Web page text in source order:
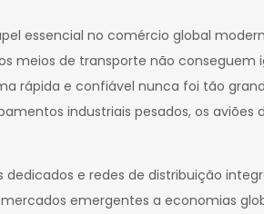
essencial no comércio global
meios de transporte não
rápida e confiável nunca foi tão
industriais pesados, os
dedicados e redes de distribuição
emergentes a economias